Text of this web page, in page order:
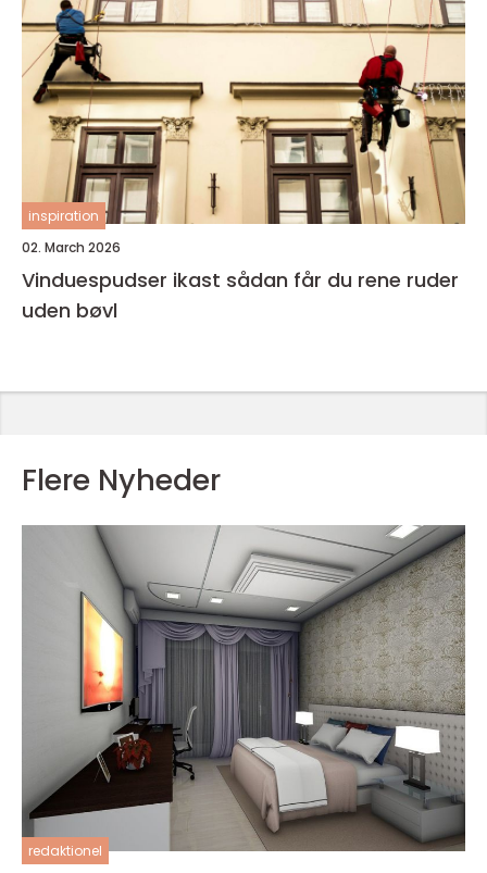
inspiration
02. March 2026
Vinduespudser ikast sådan får du rene ruder
uden bøvl
Flere Nyheder
redaktionel